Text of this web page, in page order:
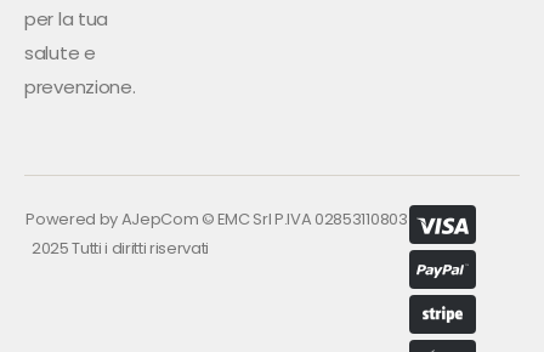
per la tua
salute e
prevenzione.
Powered byAJepCom ©
2025 Tutti i diritti riservati
EMC Srl P.IVA 02853110803